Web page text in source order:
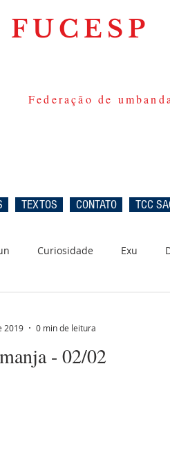
FUCESP
Federação de
TEXTOS CONTATO TCC
Curiosidade Exu
Oxum Eguns
- 02/02
2019
0 min de leitura